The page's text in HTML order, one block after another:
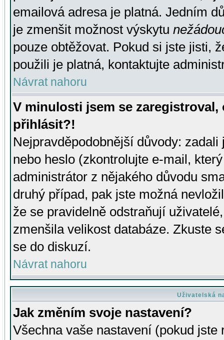
emailová adresa je platná. Jedním
je zmenšit možnost výskytu
pouze obtěžovat. Pokud si jste jisti,
použili je platná, kontaktujte
Návrat nahoru
V minulosti jsem se
přihlásit?!
Nejpravděpodobnější důvody:
nebo heslo (zkontrolujte e-mail,
administrátor z nějakého důvodu
druhý případ, pak jste možná
že se pravidelně odstraňují
zmenšila velikost databáze. Zkuste
se do diskuzí.
Návrat nahoru
Uživatelská
Jak změním svoje nastavení?
Všechna vaše nastavení (pokud